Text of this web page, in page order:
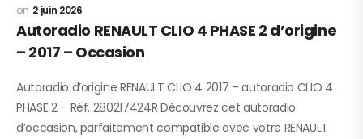
2 juin 2026
Autoradio RENAULT CLIO 4 PHASE 2 d’origine
– 2017 – Occasion
Autoradio d’origine RENAULT CLIO 4 2017 – autoradio CLIO 4
PHASE 2 – Réf. 280217424R Découvrez cet autoradio
d’occasion, parfaitement compatible avec votre RENAULT